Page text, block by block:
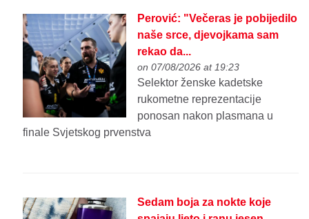
Perović: "Večeras je pobijedilo
naše srce, djevojkama sam
rekao da...
on 07/08/2026 at 19:23
Selektor ženske kadetske
rukometne reprezentacije
ponosan nakon plasmana u
finale Svjetskog prvenstva
Sedam boja za nokte koje